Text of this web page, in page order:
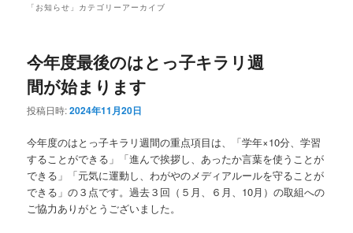
「 お知らせ 」カテゴリーアーカイブ
今年度最後のはとっ子キラリ週
間が始まります
投稿日時:2024年11月20日
今年度のはとっ子キラリ週間の重点項目は、「学年×10分、学習
することができる」「進んで挨拶し、あったか言葉を使うことが
できる」「元気に運動し、わがやのメディアルールを守ることが
できる」の３点です。過去３回（５月、６月、10月）の取組への
ご協力ありがとうございました。